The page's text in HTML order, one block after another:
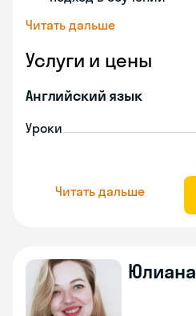
Читать дальше
Услуги и цены
Английский язык
Уроки
Читать дальше
Юлиана